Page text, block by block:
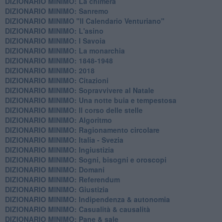
DIZIONARIO MINIMO: Sanremo
DIZIONARIO MINIMO "Il Calendario Venturiano"
DIZIONARIO MINIMO: L'asino
DIZIONARIO MINIMO: I Savoia
DIZIONARIO MINIMO: La monarchia
DIZIONARIO MINIMO: 1848-1948
DIZIONARIO MINIMO: 2018
DIZIONARIO MINIMO: Citazioni
DIZIONARIO MINIMO: ​Sopravvivere al Natale
DIZIONARIO MINIMO: ​Una notte buia e tempestosa
DIZIONARIO MINIMO: Il corso delle stelle
DIZIONARIO MINIMO: Algoritmo
DIZIONARIO MINIMO: Ragionamento circolare
DIZIONARIO MINIMO: Italia - Svezia
DIZIONARIO MINIMO: ​Ingiustizia
DIZIONARIO MINIMO: ​Sogni, bisogni e oroscopi
DIZIONARIO MINIMO: Domani
DIZIONARIO MINIMO: Referendum
DIZIONARIO MINIMO: Giustizia
DIZIONARIO MINIMO: ​Indipendenza & autonomia
DIZIONARIO MINIMO: ​Casualità & causalità
​DIZIONARIO MINIMO: Pane & sale